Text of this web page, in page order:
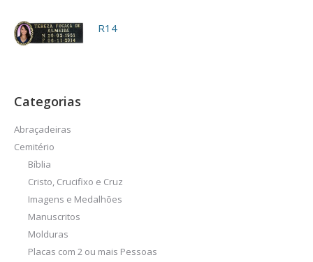
R14
Categorias
Abraçadeiras
Cemitério
Bíblia
Cristo, Crucifixo e Cruz
Imagens e Medalhões
Manuscritos
Molduras
Placas com 2 ou mais Pessoas